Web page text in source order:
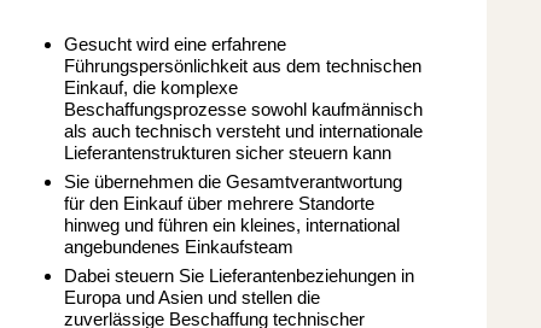
Gesucht wird eine erfahrene
Führungspersönlichkeit aus dem technischen
Einkauf, die komplexe
Beschaffungsprozesse sowohl kaufmännisch
als auch technisch versteht und internationale
Lieferantenstrukturen sicher steuern kann
Sie übernehmen die Gesamtverantwortung
für den Einkauf über mehrere Standorte
hinweg und führen ein kleines, international
angebundenes Einkaufsteam
Dabei steuern Sie Lieferantenbeziehungen in
Europa und Asien und stellen die
zuverlässige Beschaffung technischer